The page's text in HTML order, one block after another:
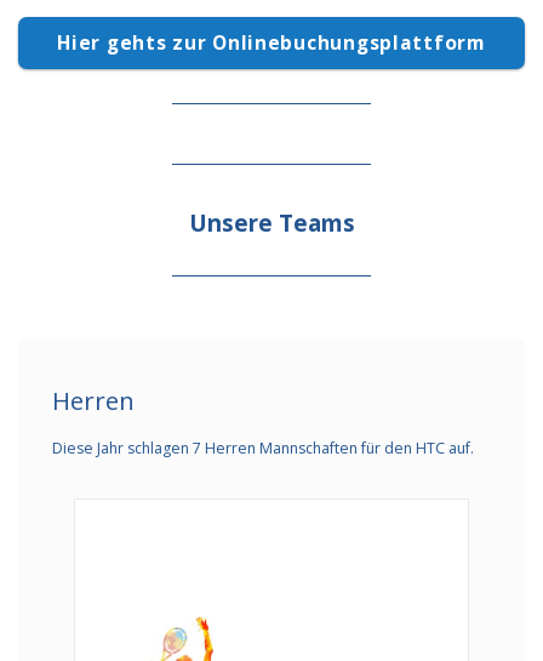
Hier gehts zur Onlinebuchungsplattform
Unsere Teams
Herren
Diese Jahr schlagen 7 Herren Mannschaften für den HTC auf.